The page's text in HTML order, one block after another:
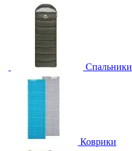
Спальники
Коврики